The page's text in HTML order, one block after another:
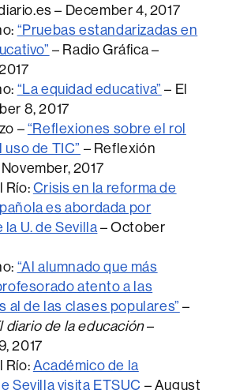
– December 4, 2017
“Pruebas estandarizadas en
– Radio Gráfica –
“La equidad educativa” – El
8, 2017
–“Reflexiones sobre el rol
de TIC” – Reflexión
2017
Río:Crisis en la reforma de
es abordada por
U. de Sevilla– October
“Al alumnado que más
atento a las
al de las clases populares” –
diario de la educación–
2017
Río:Académico de la
Sevilla visita ETSUC – August